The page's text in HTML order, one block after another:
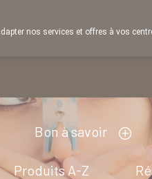
Bon à savoir
Produits A-Z
nos services et offres à vos